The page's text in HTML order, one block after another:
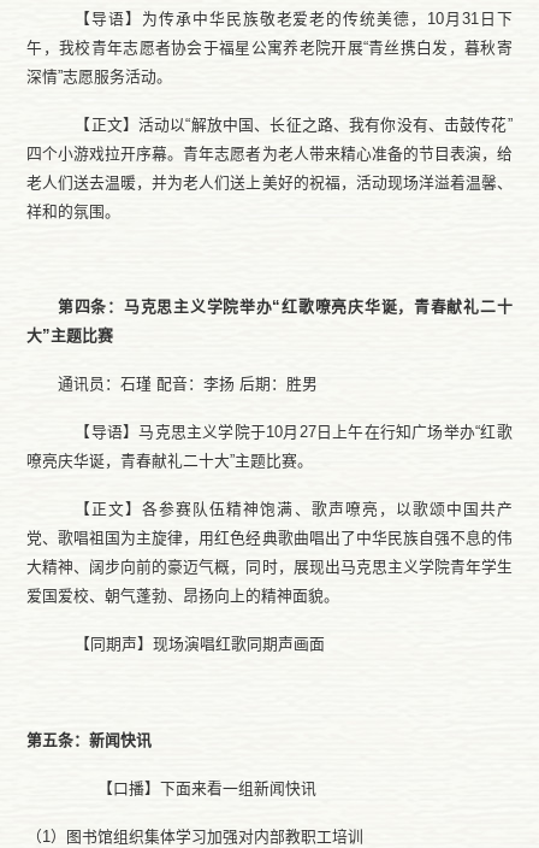
【导语】为传承中华民族敬老爱老的传统美德， 10月31日下
午，我校青年志愿者协会于福星公寓养老院开展“青丝携白发，暮秋寄
深情”志愿服务活动。
【正文】活动以“解放中国、长征之路、我有你没有、击鼓传花”
四个小游戏拉开序幕。青年志愿者为老人带来精心准备的节目表演，给
老人们送去温暖，并为老人们送上美好的祝福，活动现场洋溢着温馨、
祥和的氛围。
第四条：马克思主义学院举办“红歌嘹亮庆华诞，青春献礼二十
大”主题比赛
通讯员：石瑾 配音： 李扬 后期：胜男
【导语】马克思主义学院于10月27日上午在行知广场举办“红歌
嘹亮庆华诞，青春献礼二十大”主题比赛。
【正文】各参赛队伍精神饱满、歌声嘹亮，以歌颂中国共产
党、歌唱祖国为主旋律，用红色经典歌曲唱出了中华民族自强不息的伟
大精神、阔步向前的豪迈气概，同时，展现出马克思主义学院青年学生
爱国爱校、朝气蓬勃、昂扬向上的精神面貌。
【同期声】现场演唱红歌同期声画面
第五条：新闻快讯
【口播】下面来看一组新闻快讯
（1）图书馆组织集体学习加强对内部教职工培训